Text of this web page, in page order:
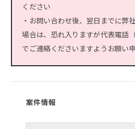
ください
・お問い合わせ後、翌日までに弊
場合は、恐れ入りますが代表電話
でご連絡くださいますようお願い
案件情報